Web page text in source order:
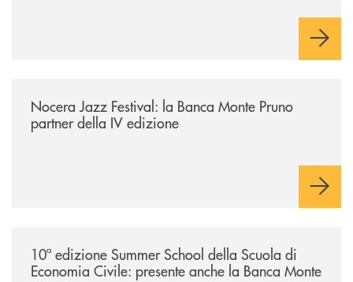
Nocera Jazz Festival: la Banca Monte Pruno
partner della IV edizione
10ª edizione Summer School della Scuola di
Economia Civile: presente anche la Banca Monte